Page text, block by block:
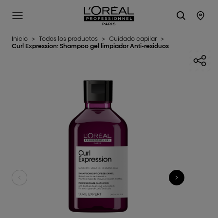
L'Oréal Professionnel Paris
SITE MENU
Inicio > Todos los productos > Cuidado capilar >
Curl Expression: Shampoo gel limpiador Anti-residuos